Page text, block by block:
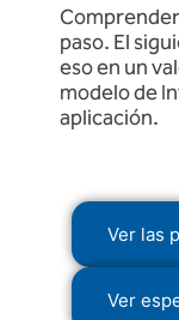
paso. El
eso en un
modelo de
aplicación.
Ver las
Ver